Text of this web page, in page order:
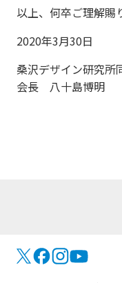
以上、何卒ご理解賜
2020年3月30日
桑沢デザイン研究所
会長 八十島博明